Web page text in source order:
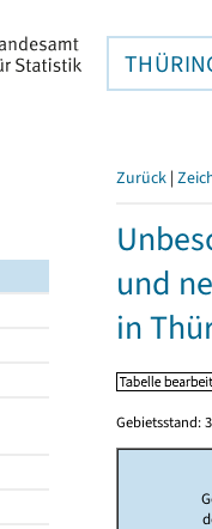
Zurück |
und
in
Gebietsstand: